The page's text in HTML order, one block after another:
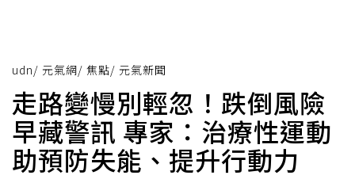
udn/ 元氣網/ 焦點/ 元氣新聞
走路變慢別輕忽！跌倒風險
早藏警訊 專家：治療性運動
助預防失能、提升行動力